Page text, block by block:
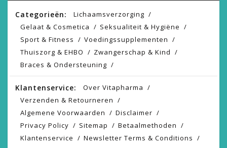
Categorieën:
Lichaamsverzorging
Gelaat & Cosmetica
Seksualiteit & Hygiëne
Sport & Fitness
Voedingssupplementen
Thuiszorg & EHBO
Zwangerschap & Kind
Braces & Ondersteuning
Klantenservice:
Over Vitapharma
Verzenden & Retourneren
Algemene Voorwaarden
Disclaimer
Privacy Policy
Sitemap
Betaalmethoden
Klantenservice
Newsletter Terms & Conditions